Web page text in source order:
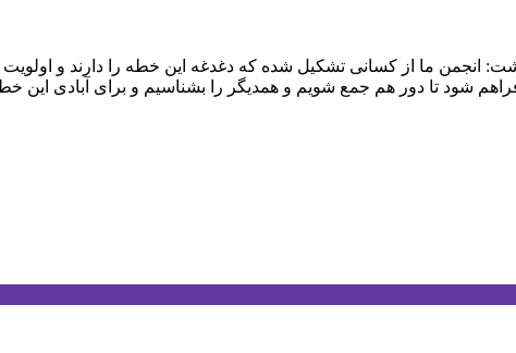
انجمن ما از کسانی تشکیل شده که دغدغه این خطه را دارند و
شود تا دور هم جمع شویم و همدیگر را بشناسیم و برای آبادی این